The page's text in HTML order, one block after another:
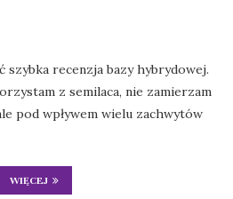
szybka recenzja bazy hybrydowej.
z semilaca, nie zamierzam
pod wpływem wielu zachwytów
WIĘCEJ